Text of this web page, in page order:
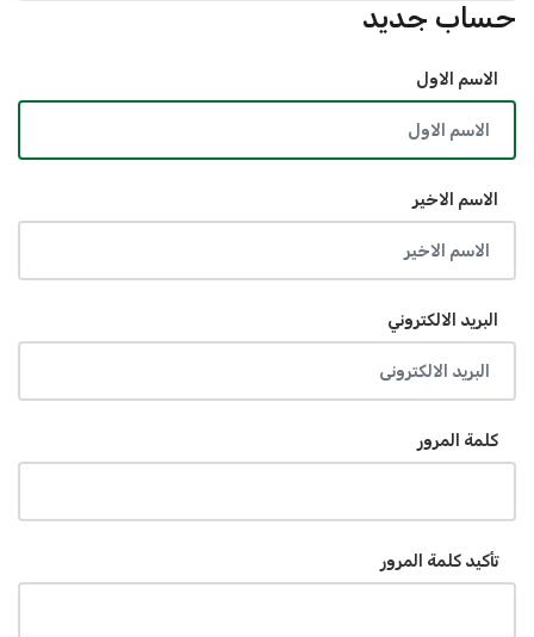
حساب جديد
الاسم الاول
الاسم الاخير
البريد الالكتروني
كلمة المرور
تأكيد كلمة المرور